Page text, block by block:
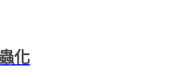
化